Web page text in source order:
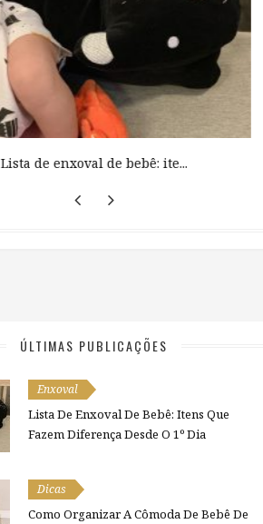
Lista de enxoval de bebê: ite...
ÚLTIMAS PUBLICAÇÕES
Enxoval
Lista De Enxoval De Bebê: Itens Que
Fazem Diferença Desde O 1º Dia
Dicas
Como Organizar A Cômoda De Bebê De